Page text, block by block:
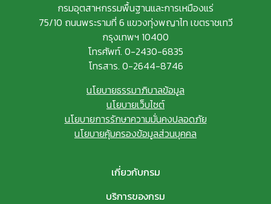
กรมอุตสาหกรรมพื้นฐานและการเหมืองแร่
75/10 ถนนพระรามที่ 6 แขวงทุ่งพญาไท เขตราชเทวี
กรุงเทพฯ 10400
โทรศัพท์. 0-2430-6835
โทรสาร. 0-2644-8746
นโยบายธรรมาภิบาลข้อมูล
นโยบายเว็บไซต์
นโยบายการรักษาความมั่นคงปลอดภัย
นโยบายคุ้มครองข้อมูลส่วนบุคคล
เกี่ยวกับกรม
บริการของกรม